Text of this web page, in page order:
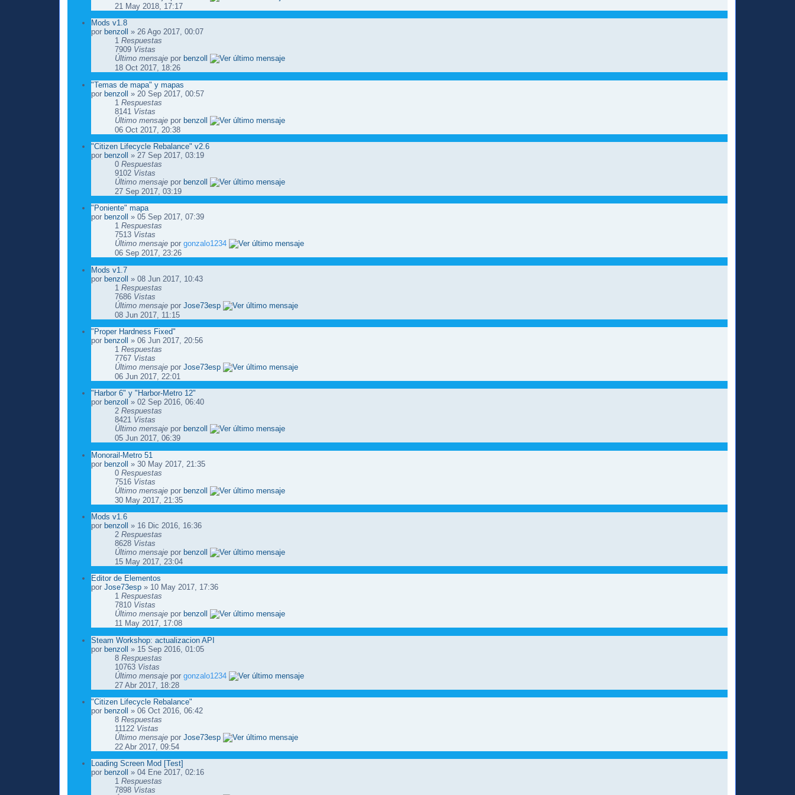
21 May 2018, 17:17
Mods v1.8
por benzoll
» 26 Ago 2017, 00:07
1Respuestas
7909 Vistas
Último mensaje por benzoll
18 Oct 2017, 18:26
"Temas de mapa" y mapas
porbenzoll » 20 Sep 2017, 00:57
1Respuestas
8141 Vistas
Último mensaje porbenzoll
06 Oct 2017, 20:38
"Citizen Lifecycle Rebalance" v2.6
por benzoll
» 27 Sep 2017, 03:19
0Respuestas
9102 Vistas
Último mensaje por benzoll
27 Sep 2017, 03:19
"Poniente" mapa
por benzoll
» 05 Sep 2017, 07:39
1Respuestas
7513 Vistas
Último mensaje porgonzalo1234
06 Sep 2017, 23:26
Mods v1.7
porbenzoll » 08 Jun 2017, 10:43
1Respuestas
7686 Vistas
Último mensaje porJose73esp
08 Jun 2017, 11:15
"Proper Hardness Fixed"
por benzoll
» 06 Jun 2017, 20:56
1Respuestas
7767 Vistas
Último mensaje porJose73esp
06 Jun 2017, 22:01
"Harbor 6" y "Harbor-Metro 12"
por benzoll
» 02 Sep 2016, 06:40
2Respuestas
8421 Vistas
Último mensaje por benzoll
05 Jun 2017, 06:39
Monorail-Metro 51
porbenzoll » 30 May 2017, 21:35
0Respuestas
7516 Vistas
Último mensaje porbenzoll
30 May 2017, 21:35
Mods v1.6
por benzoll
» 16 Dic 2016, 16:36
2Respuestas
8628 Vistas
Último mensaje por benzoll
15 May 2017, 23:04
Editor de Elementos
porJose73esp » 10 May 2017, 17:36
1Respuestas
7810 Vistas
Último mensaje por benzoll
11 May 2017, 17:08
Steam Workshop: actualizacion API
porbenzoll » 15 Sep 2016, 01:05
8Respuestas
10763 Vistas
Último mensaje porgonzalo1234
27 Abr 2017, 18:28
"Citizen Lifecycle Rebalance"
por benzoll
» 06 Oct 2016, 06:42
8Respuestas
11122 Vistas
Último mensaje porJose73esp
22 Abr 2017, 09:54
Loading Screen Mod [Test]
por benzoll
» 04 Ene 2017, 02:16
1Respuestas
7898 Vistas